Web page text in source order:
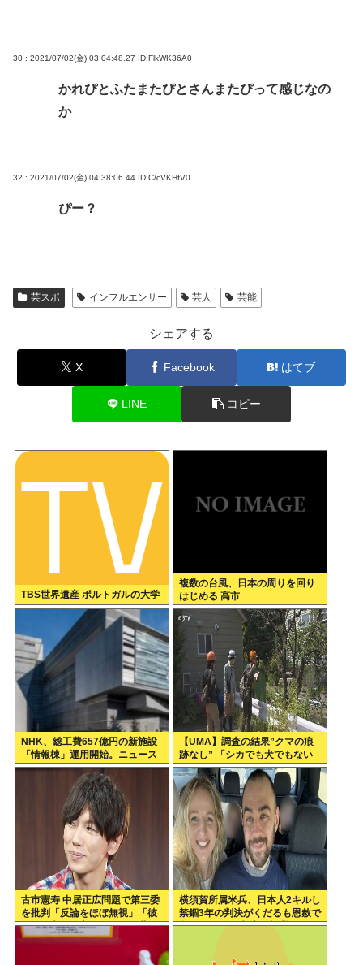
30 : 2021/07/02(金) 03:04:48.27 ID:FlkWK36A0
かれぴとふたまたぴとさんまたぴって感じなの
か
32 : 2021/07/02(金) 04:38:06.44 ID:C/cVKHfV0
ぴー？
芸スポ インフルエンサー 芸人 芸能
シェアする
X Facebook はてブ
LINE コピー
TBS世界遺産 ポルトガルの大学
複数の台風、日本の周りを回り
はじめる 高市
NHK、総工費657億円の新施設
「情報棟」運用開始。ニュース
スタジオがスケスケになる
【UMA】調査の結果”クマの痕
跡なし” 「シカでも犬でもない
ゴロンとして黒い動物を見た」
札幌市清田区
古市憲寿 中居正広問題で第三委
を批判「反論をほぼ無視」「彼
らが一方的に言ったことが世の
中に定着してしまう」橋下徹も
横須賀所属米兵、日本人2キルし
禁錮3年の判決がくだるも恩赦で
釈放！ニュー速愛国者「辺野